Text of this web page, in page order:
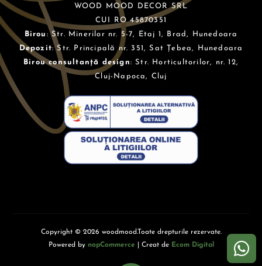
WOOD MOOD DECOR SRL
CUI RO 45870351
Birou : Str. Minerilor nr. 5-7, Etaj 1, Brad, Hunedoara
Depozit: Str. Principală nr. 351, Sat Țebea, Hunedoara
Birou consultanță design: Str. Horticultorilor, nr. 12,
Cluj-Napoca, Cluj
Copyright © 2026 woodmood.Toate drepturile rezervate.
Powered by nopCommerce | Creat de Ecom Digital